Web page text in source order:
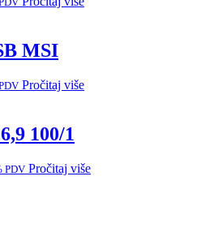
MSI
Pročitaj više
100/1
PDV Pročitaj više